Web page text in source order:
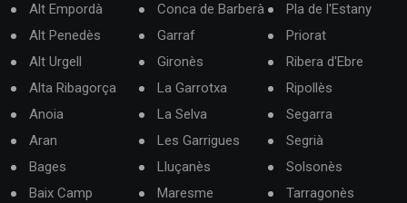
Alt Empordà
Alt Penedès
Alt Urgell
Alta Ribagorça
Anoia
Aran
Bages
Baix Camp
Conca de Barberà
Garraf
Gironès
La Garrotxa
La Selva
Les Garrigues
Lluçanès
Maresme
Pla de l'Estany
Priorat
Ribera d'Ebre
Ripollès
Segarra
Segrià
Solsonès
Tarragonès